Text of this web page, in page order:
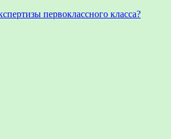
первоклассного класса?